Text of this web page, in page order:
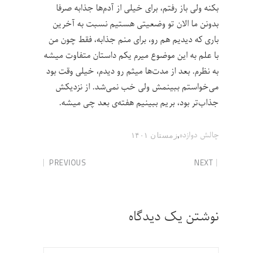
بکنه ولی باز رفتم، برای خیلی از آدم‌ها جذابه صرفا
بدونن ما الان تو وضعیتی هستیم نسبت به آخرین
باری که دیدیم هم رو، برای منم جذابه، فقط چون من
با علم به این موضوع میرم یکم داستان متفاوت میشه
به نظرم. بعد از مدت‌ها میثم رو دیدم، خیلی وقت بود
می‌خواستم ببینمش ولی خب نمی‌شد. از نزدیکش
جذاب‌تر بود، بریم ببینیم هفته‌ی بعد چی میشه.
چالش‌ دوازده,زمستان ۱۴۰۱
PREVIOUS NEXT
نوشتن یک دیدگاه